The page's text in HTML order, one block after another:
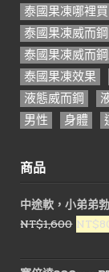
泰國果凍哪裡買
泰國果凍威而
泰國果凍威而
泰國果凍效果
液態威而鋼
男性
身體
商品
中途軟，小弟弟
NT$1,600 原
價
NT$